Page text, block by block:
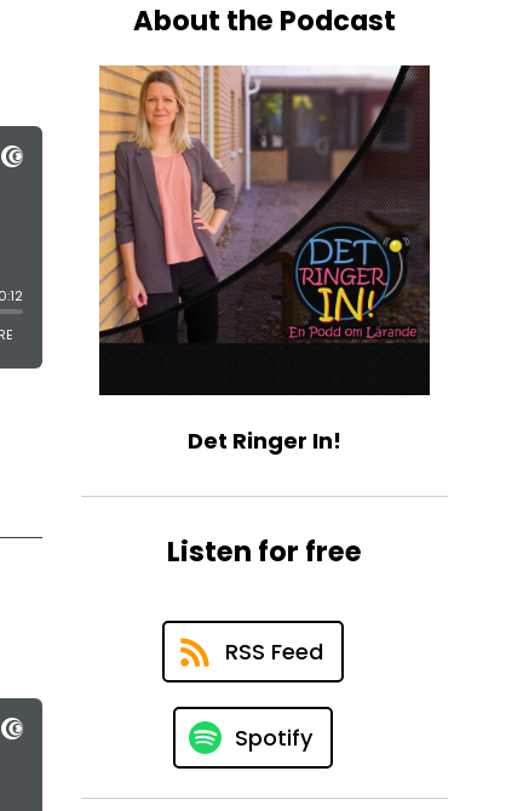
About the Podcast
Det Ringer In!
Listen for free
RSS Feed
Spotify